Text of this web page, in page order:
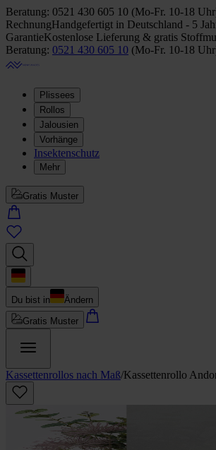
Beratung: 0521 430 605 10 (Mo-Fr. 10-18 Uhr
RechnungHandgefertigt in Deutschland - 5
GarantieKostenlose Lieferung & gratis
Beratung: 0521 430 605 10 (Mo-Fr. 10-18 Uhr
Plissees
Rollos
Jalousien
Vorhänge
Insektenschutz
Mehr
Gratis Muster
Du bist in
Ändern
Gratis Muster
Kassettenrollos nach Maß/Kassettenrollo